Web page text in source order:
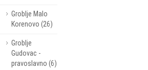
Groblje Malo
Korenovo (26)
Groblje
Gudovac -
pravoslavno (6)